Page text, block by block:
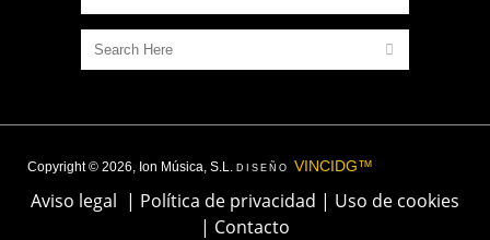
Copyright © 2026, Ion Música, S.L. DISEÑO VINCIDG™
Aviso legal | Política de privacidad | Uso de cookies
| Contacto